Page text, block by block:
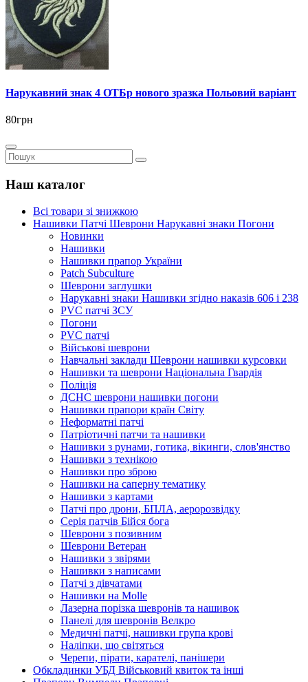
Нарукавний знак 4 ОТБр нового зразка Польовий варіант
80грн
Наш каталог
Всі товари зі знижкою
Нашивки Патчі Шеврони Нарукавні знаки Погони
Новинки
Нашивки
Нашивки прапор України
Рatch Subculture
Шеврони заглушки
Нарукавні знаки Нашивки згідно наказів 606 і 238
PVC патчі ЗСУ
Погони
PVC патчі
Військові шеврони
Навчальні заклади Шеврони нашивки курсовки
Нашивки та шеврони Національна Гвардія
Поліція
ДСНС шеврони нашивки погони
Нашивки прапори країн Світу
Неформатні патчі
Патріотичні патчи та нашивки
Нашивки з рунами, готика, вікинги, слов'янство
Нашивки з технікою
Нашивки про зброю
Нашивки на саперну тематику
Нашивки з картами
Патчі про дрони, БПЛА, аеророзвідку
Серія патчів Бійся бога
Шеврони з позивним
Шеврони Ветеран
Нашивки з звірями
Нашивки з написами
Патчі з дівчатами
Нашивки на Molle
Лазерна порізка шевронів та нашивок
Панелі для шевронів Велкро
Медичні патчі, нашивки група крові
Наліпки, що світяться
Черепи, пірати, карателі, панішери
Обкладинки УБД Військовий квиток та інші